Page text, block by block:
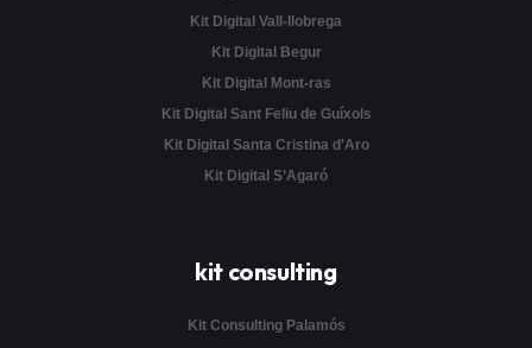
Kit Digital Vall-llobrega
Kit Digital Begur
Kit Digital Mont-ras
Kit Digital Sant Feliu de Guíxols
Kit Digital Santa Cristina d'Aro
Kit Digital S’Agaró
kit consulting
Kit Consulting Palamós